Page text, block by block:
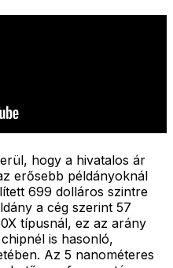
hogy a hivatalos ár
erősebb példányoknál
699 dolláros szintre
a cég szerint 57
típusnál, ez az arány
is hasonló,
Az 5 nanométeres